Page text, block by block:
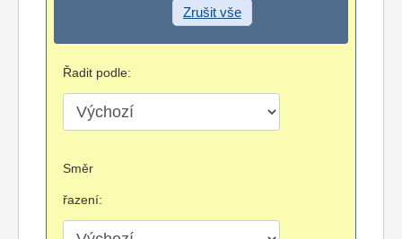
Zrušit vše
Řadit podle:
Směr
řazení: